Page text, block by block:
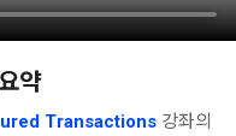
약
Transactions 강좌의